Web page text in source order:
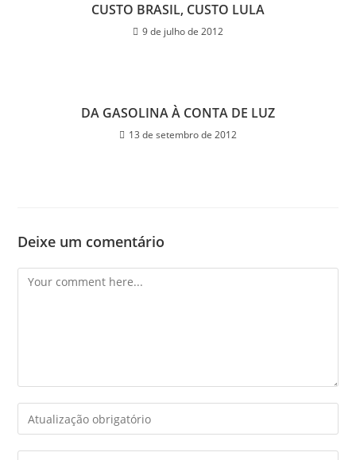
CUSTO BRASIL, CUSTO LULA
9 de julho de 2012
DA GASOLINA À CONTA DE LUZ
13 de setembro de 2012
Deixe um comentário